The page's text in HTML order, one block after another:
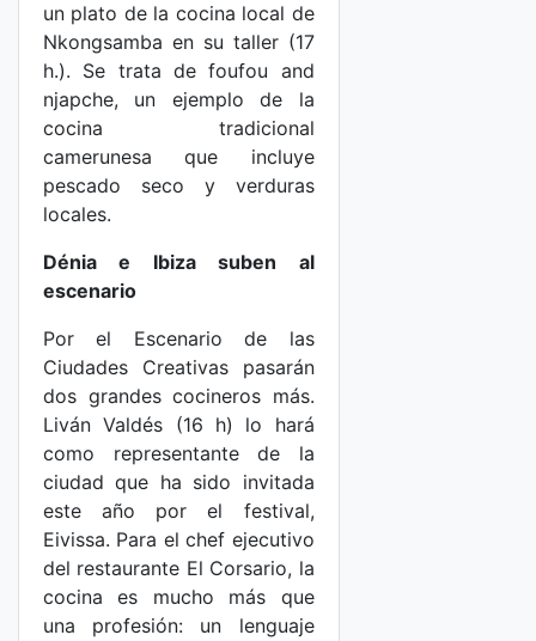
un plato de la cocina local de
Nkongsamba en su taller (17
h.). Se trata de foufou and
njapche, un ejemplo de la
cocina tradicional
camerunesa que incluye
pescado seco y verduras
locales.
Dénia e Ibiza suben al
escenario
Por el Escenario de las
Ciudades Creativas pasarán
dos grandes cocineros más.
Liván Valdés (16 h) lo hará
como representante de la
ciudad que ha sido invitada
este año por el festival,
Eivissa. Para el chef ejecutivo
del restaurante El Corsario, la
cocina es mucho más que
una profesión: un lenguaje